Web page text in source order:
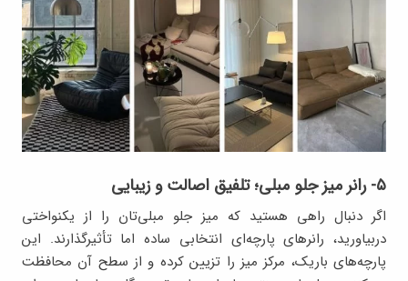
۵- رانر میز جلو مبلی؛ تلفیق اصالت و زیبایی
اگر دنبال راهی هستید که میز جلو مبلی‌تان را از یکنواختی
دربیاورید، رانرهای پارچه‌ای انتخابی ساده اما تأثیرگذارند. این
پارچه‌های باریک، مرکز میز را تزیین کرده و از سطح آن محافظت